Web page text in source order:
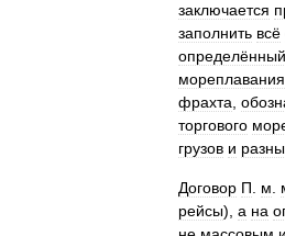
заключается
заполнить всё
определённый
мореплавания
фрахта
торгового
грузов и
Договор П м
рейсы), а на